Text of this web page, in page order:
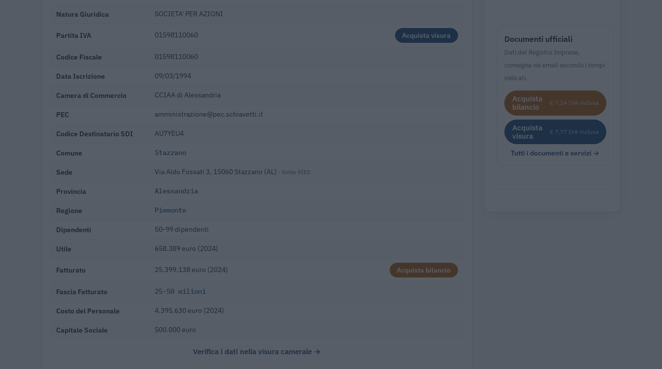
Natura Giuridica SOCIETA' PER AZIONI
Partita IVA 01598110060 Acquista visura
Codice Fiscale 01598110060
Data Iscrizione 09/03/1994
Camera di Commercio CCIAA di Alessandria
PEC amministrazione@pec.schiavetti.it
Codice Destinatario SDI AU7YEU4
Comune Stazzano
Sede Via Aldo Fossati 3, 15060 Stazzano (AL) · fonte VIES
Provincia Alessandria
Regione Piemonte
Dipendenti 50-99 dipendenti
Utile 658.389 euro (2024)
Fatturato 25.399.138 euro (2024) Acquista bilancio
Fascia Fatturato 25-50 milioni
Costo del Personale 4.395.630 euro (2024)
Capitale Sociale 500.000 euro
Verifica i dati nella visura camerale →
Documenti ufficiali
Dati del Registro Imprese,
consegna via email secondo i tempi
indicati.
Acquista
bilancio
€ 7,14 IVA inclusa
Acquista
visura
€ 7,77 IVA inclusa
Tutti i documenti e servizi →